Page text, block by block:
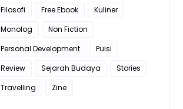
Filosofi
Free Ebook
Kuliner
Monolog
Non Fiction
Personal Development
Puisi
Review
Sejarah Budaya
Stories
Travelling
Zine